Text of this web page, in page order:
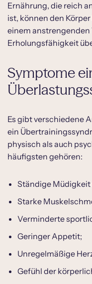
Ernährung, die reich
ist, können den
einem anstrengenden
Erholungsfähigkeit
Symptome
Es gibt verschiedene
ein
physisch als auch
häufigsten gehören:
Ständige
Starke
Verminderte
Geringer Appetit;
Unregelmäßige
Gefühl der